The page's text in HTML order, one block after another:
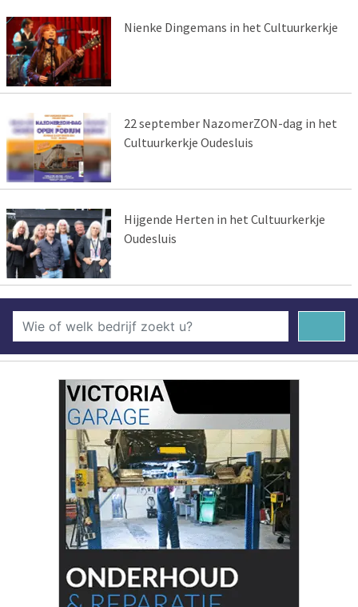
Nienke Dingemans in het Cultuurkerkje
22 september NazomerZON-dag in het
Cultuurkerkje Oudesluis
Hijgende Herten in het Cultuurkerkje
Oudesluis